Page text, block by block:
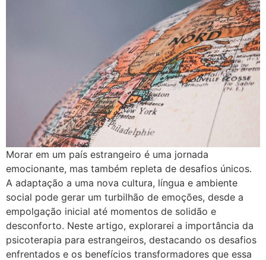
Morar em um país estrangeiro é uma jornada
emocionante, mas também repleta de desafios únicos.
A adaptação a uma nova cultura, língua e ambiente
social pode gerar um turbilhão de emoções, desde a
empolgação inicial até momentos de solidão e
desconforto. Neste artigo, explorarei a importância da
psicoterapia para estrangeiros, destacando os desafios
enfrentados e os benefícios transformadores que essa